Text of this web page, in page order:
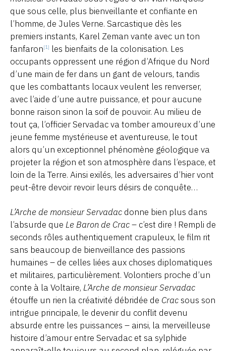
que sous celle, plus bienveillante et confiante en
l’homme, de Jules Verne. Sarcastique dès les
premiers instants, Karel Zeman vante avec un ton
fanfaron[1] les bienfaits de la colonisation. Les
occupants oppressent une région d’Afrique du Nord
d’une main de fer dans un gant de velours, tandis
que les combattants locaux veulent les renverser,
avec l’aide d’une autre puissance, et pour aucune
bonne raison sinon la soif de pouvoir. Au milieu de
tout ça, l’officier Servadac va tomber amoureux d’une
jeune femme mystérieuse et aventureuse, le tout
alors qu’un exceptionnel phénomène géologique va
projeter la région et son atmosphère dans l’espace, et
loin de la Terre. Ainsi exilés, les adversaires d’hier vont
peut-être devoir revoir leurs désirs de conquête…
L’Arche de monsieur Servadac donne bien plus dans
l’absurde que Le Baron de Crac– c’est dire ! Rempli de
seconds rôles authentiquement crapuleux, le film rit
sans beaucoup de bienveillance des passions
humaines – de celles liées aux choses diplomatiques
et militaires, particulièrement. Volontiers proche d’un
conte à la Voltaire, L’Arche de monsieur Servadac
étouffe un rien la créativité débridée de Cracsous son
intrigue principale, le devenir du conflit devenu
absurde entre les puissances – ainsi, la merveilleuse
histoire d’amour entre Servadac et sa sylphide